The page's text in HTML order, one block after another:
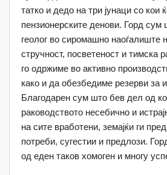
татко и дедо на три јунаци со кои
пензионерските денови. Горд сум
геолог во сиромашно наоѓалиште
стручност, посветеност и тимска
го одржиме во активно
како и да обезбедиме резерви за
Благодарен сум што бев дел од
раководството несебично и
на сите вработени, земајќи ги
потреби, сугестии и предлози.
од еден таков хомоген и многу